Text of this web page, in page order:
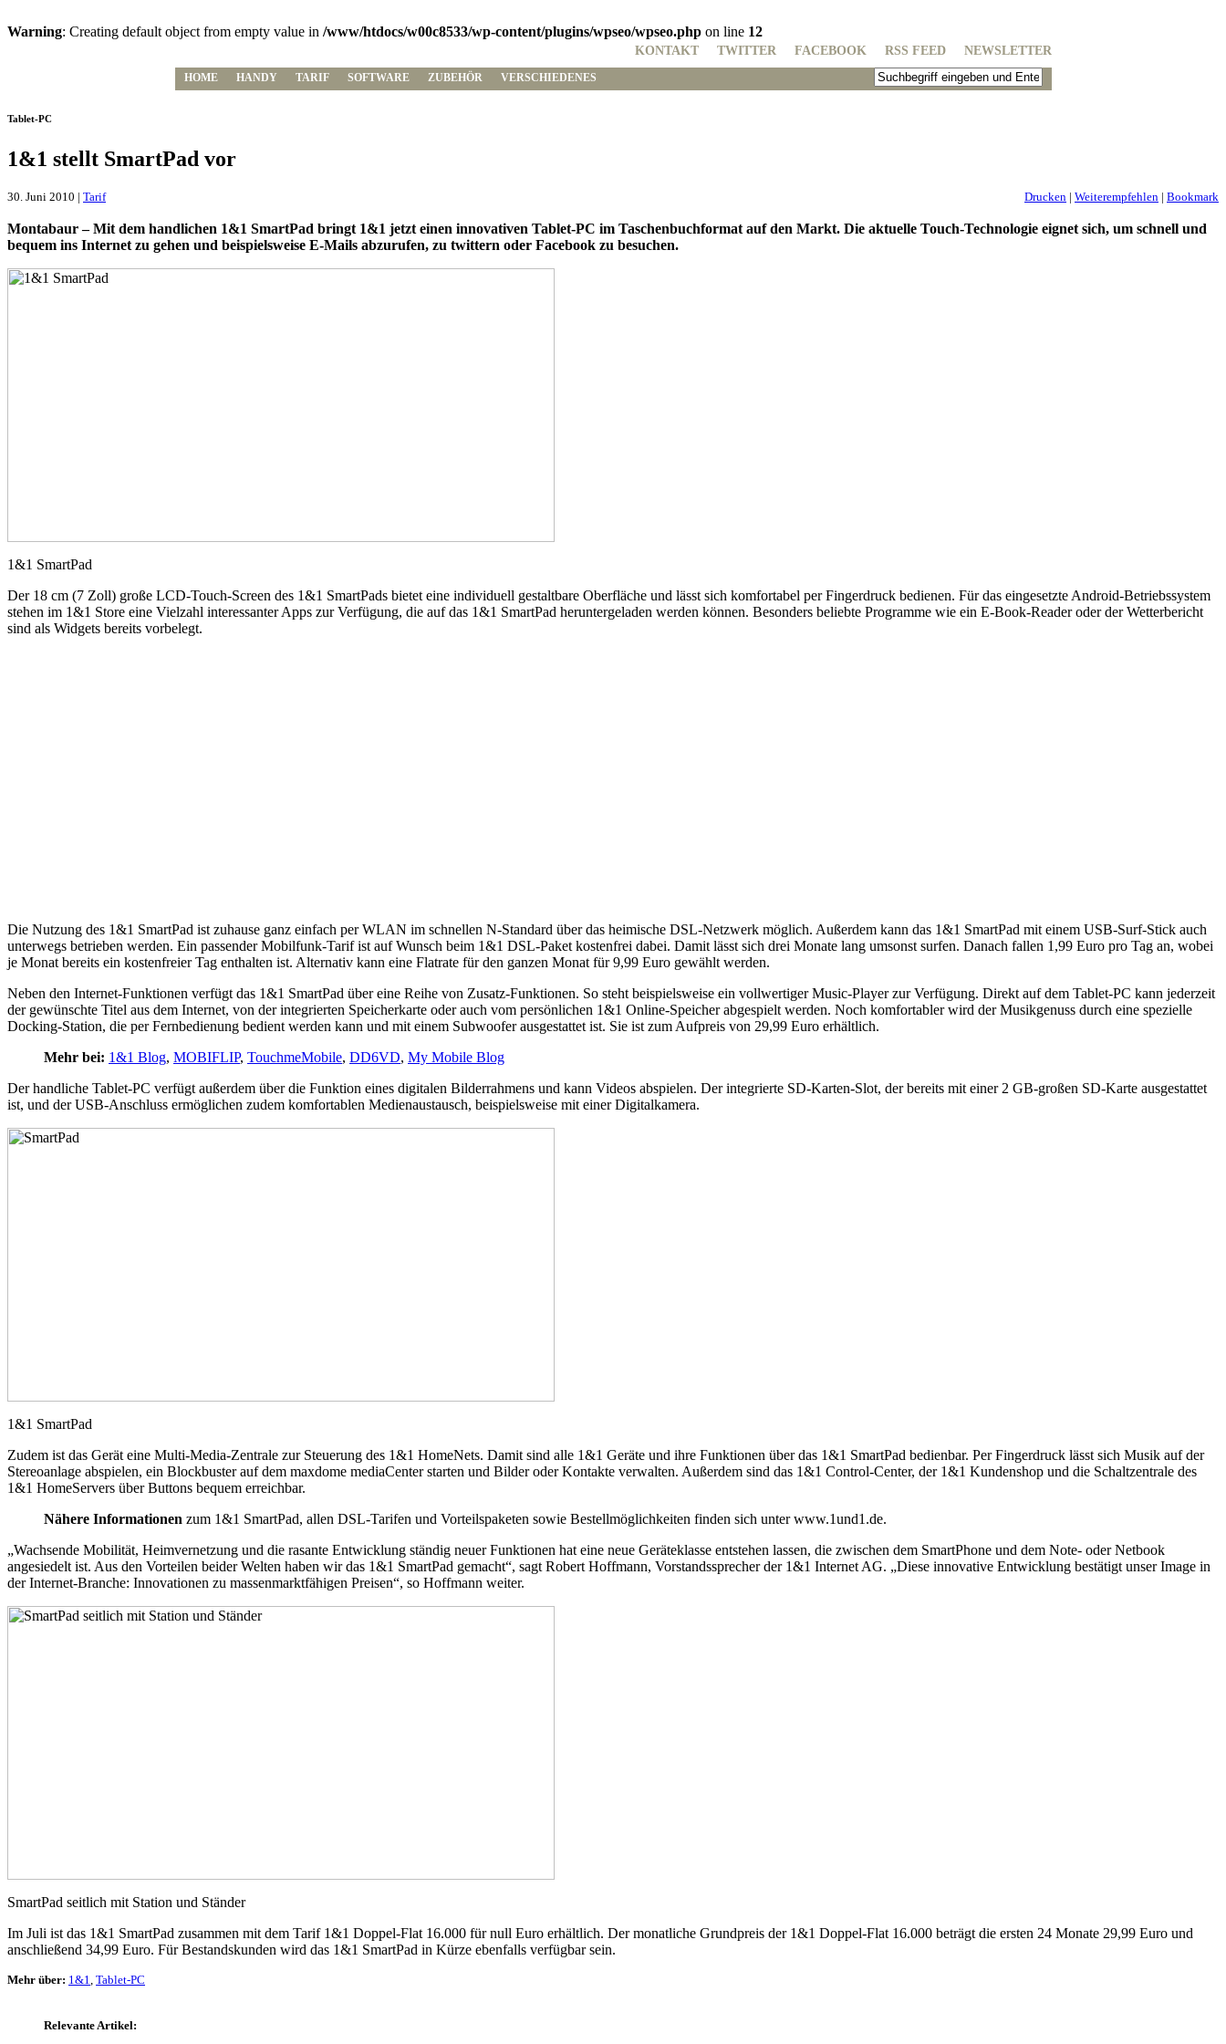
Warning: Creating default object from empty value in /www/htdocs/w00c8533/wp-content/plugins/wpseo/wpseo.php on line 12
KONTAKT TWITTER FACEBOOK RSS FEED NEWSLETTER
HOME HANDY TARIF SOFTWARE ZUBEHÖR VERSCHIEDENES
Tablet-PC
1&1 stellt SmartPad vor
30. Juni 2010 | Tarif Drucken | Weiterempfehlen | Bookmark
Montabaur – Mit dem handlichen 1&1 SmartPad bringt 1&1 jetzt einen innovativen Tablet-PC im Taschenbuchformat auf den Markt. Die aktuelle Touch-Technologie eignet sich, um schnell und
bequem ins Internet zu gehen und beispielsweise E-Mails abzurufen, zu twittern oder Facebook zu besuchen.
1&1 SmartPad
Der 18 cm (7 Zoll) große LCD-Touch-Screen des 1&1 SmartPads bietet eine individuell gestaltbare Oberfläche und lässt sich komfortabel per Fingerdruck bedienen. Für das eingesetzte Android-Betriebssystem
stehen im 1&1 Store eine Vielzahl interessanter Apps zur Verfügung, die auf das 1&1 SmartPad heruntergeladen werden können. Besonders beliebte Programme wie ein E-Book-Reader oder der Wetterbericht
sind als Widgets bereits vorbelegt.
Die Nutzung des 1&1 SmartPad ist zuhause ganz einfach per WLAN im schnellen N-Standard über das heimische DSL-Netzwerk möglich. Außerdem kann das 1&1 SmartPad mit einem USB-Surf-Stick auch
unterwegs betrieben werden. Ein passender Mobilfunk-Tarif ist auf Wunsch beim 1&1 DSL-Paket kostenfrei dabei. Damit lässt sich drei Monate lang umsonst surfen. Danach fallen 1,99 Euro pro Tag an, wobei
je Monat bereits ein kostenfreier Tag enthalten ist. Alternativ kann eine Flatrate für den ganzen Monat für 9,99 Euro gewählt werden.
Neben den Internet-Funktionen verfügt das 1&1 SmartPad über eine Reihe von Zusatz-Funktionen. So steht beispielsweise ein vollwertiger Music-Player zur Verfügung. Direkt auf dem Tablet-PC kann jederzeit
der gewünschte Titel aus dem Internet, von der integrierten Speicherkarte oder auch vom persönlichen 1&1 Online-Speicher abgespielt werden. Noch komfortabler wird der Musikgenuss durch eine spezielle
Docking-Station, die per Fernbedienung bedient werden kann und mit einem Subwoofer ausgestattet ist. Sie ist zum Aufpreis von 29,99 Euro erhältlich.
Mehr bei: 1&1 Blog, MOBIFLIP, TouchmeMobile, DD6VD, My Mobile Blog
Der handliche Tablet-PC verfügt außerdem über die Funktion eines digitalen Bilderrahmens und kann Videos abspielen. Der integrierte SD-Karten-Slot, der bereits mit einer 2 GB-großen SD-Karte ausgestattet
ist, und der USB-Anschluss ermöglichen zudem komfortablen Medienaustausch, beispielsweise mit einer Digitalkamera.
1&1 SmartPad
Zudem ist das Gerät eine Multi-Media-Zentrale zur Steuerung des 1&1 HomeNets. Damit sind alle 1&1 Geräte und ihre Funktionen über das 1&1 SmartPad bedienbar. Per Fingerdruck lässt sich Musik auf der
Stereoanlage abspielen, ein Blockbuster auf dem maxdome mediaCenter starten und Bilder oder Kontakte verwalten. Außerdem sind das 1&1 Control-Center, der 1&1 Kundenshop und die Schaltzentrale des
1&1 HomeServers über Buttons bequem erreichbar.
Nähere Informationen zum 1&1 SmartPad, allen DSL-Tarifen und Vorteilspaketen sowie Bestellmöglichkeiten finden sich unter www.1und1.de.
„Wachsende Mobilität, Heimvernetzung und die rasante Entwicklung ständig neuer Funktionen hat eine neue Geräteklasse entstehen lassen, die zwischen dem SmartPhone und dem Note- oder Netbook
angesiedelt ist. Aus den Vorteilen beider Welten haben wir das 1&1 SmartPad gemacht“, sagt Robert Hoffmann, Vorstandssprecher der 1&1 Internet AG. „Diese innovative Entwicklung bestätigt unser Image in
der Internet-Branche: Innovationen zu massenmarktfähigen Preisen“, so Hoffmann weiter.
SmartPad seitlich mit Station und Ständer
Im Juli ist das 1&1 SmartPad zusammen mit dem Tarif 1&1 Doppel-Flat 16.000 für null Euro erhältlich. Der monatliche Grundpreis der 1&1 Doppel-Flat 16.000 beträgt die ersten 24 Monate 29,99 Euro und
anschließend 34,99 Euro. Für Bestandskunden wird das 1&1 SmartPad in Kürze ebenfalls verfügbar sein.
Mehr über: 1&1 Tablet-PC
Relevante Artikel: